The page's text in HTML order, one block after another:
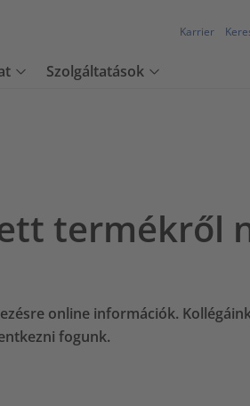
Karrier
Szolgáltatások
termékről
online információk.
fogunk.